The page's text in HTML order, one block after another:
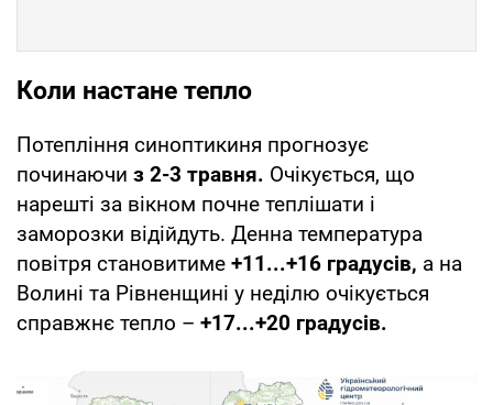
Коли настане тепло
Потепління синоптикиня прогнозує
починаючи з 2-3 травня. Очікується, що
нарешті за вікном почне теплішати і
заморозки відійдуть. Денна температура
повітря становитиме +11...+16 градусів, а на
Волині та Рівненщині у неділю очікується
справжнє тепло – +17...+20 градусів.